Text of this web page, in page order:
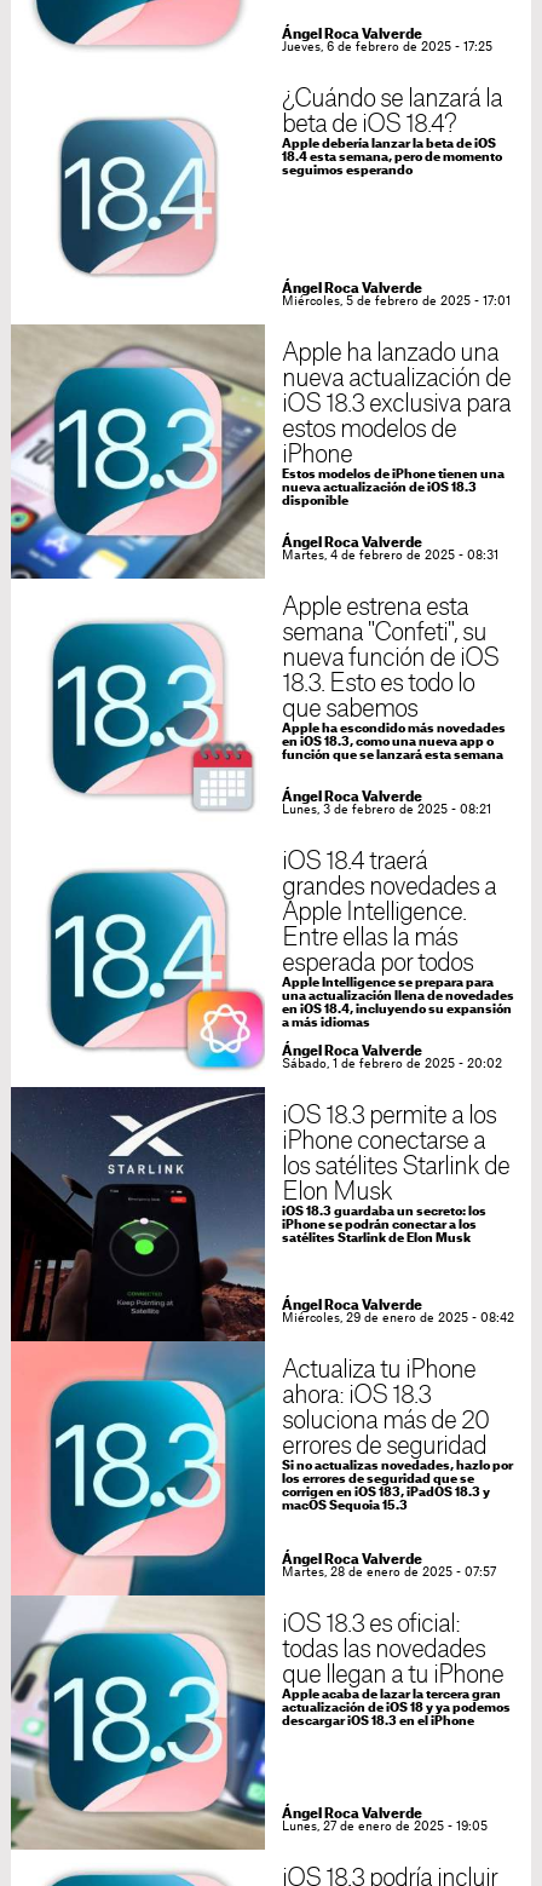
Ángel Roca Valverde
Jueves, 6 de febrero de 2025 - 17:25
¿Cuándo se lanzará la
beta de iOS 18.4?
Apple debería lanzar la beta de iOS
18.4 esta semana, pero de momento
seguimos esperando
Ángel Roca Valverde
Miércoles, 5 de febrero de 2025 - 17:01
Apple ha lanzado una
nueva actualización de
iOS 18.3 exclusiva para
estos modelos de
iPhone
Estos modelos de iPhone tienen una
nueva actualización de iOS 18.3
disponible
Ángel Roca Valverde
Martes, 4 de febrero de 2025 - 08:31
Apple estrena esta
semana "Confeti", su
nueva función de iOS
18.3. Esto es todo lo
que sabemos
Apple ha escondido más novedades
en iOS 18.3, como una nueva app o
función que se lanzará esta semana
Ángel Roca Valverde
Lunes, 3 de febrero de 2025 - 08:21
iOS 18.4 traerá
grandes novedades a
Apple Intelligence.
Entre ellas la más
esperada por todos
Apple Intelligence se prepara para
una actualización llena de novedades
en iOS 18.4, incluyendo su expansión
a más idiomas
Ángel Roca Valverde
Sábado, 1 de febrero de 2025 - 20:02
iOS 18.3 permite a los
iPhone conectarse a
los satélites Starlink de
Elon Musk
iOS 18.3 guardaba un secreto: los
iPhone se podrán conectar a los
satélites Starlink de Elon Musk
Ángel Roca Valverde
Miércoles, 29 de enero de 2025 - 08:42
Actualiza tu iPhone
ahora: iOS 18.3
soluciona más de 20
errores de seguridad
Si no actualizas novedades, hazlo por
los errores de seguridad que se
corrigen en iOS 183, iPadOS 18.3 y
macOS Sequoia 15.3
Ángel Roca Valverde
Martes, 28 de enero de 2025 - 07:57
iOS 18.3 es oficial:
todas las novedades
que llegan a tu iPhone
Apple acaba de lazar la tercera gran
actualización de iOS 18 y ya podemos
descargar iOS 18.3 en el iPhone
Ángel Roca Valverde
Lunes, 27 de enero de 2025 - 19:05
iOS 18.3 podría incluir